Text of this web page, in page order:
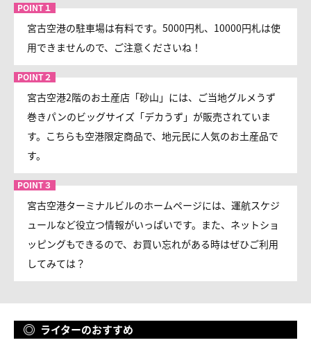
宮古空港の駐車場は有料です。5000円札、10000円札は使
用できませんので、ご注意くださいね！
宮古空港2階のお土産店「砂山」には、ご当地グルメうず
巻きパンのビッグサイズ「デカうず」が販売されていま
す。こちらも空港限定商品で、地元民に人気のお土産品で
す。
宮古空港ターミナルビルのホームページには、運航スケジ
ュールなど役立つ情報がいっぱいです。また、ネットショ
ッピングもできるので、お買い忘れがある時はぜひご利用
してみては？
ライターのおすすめ